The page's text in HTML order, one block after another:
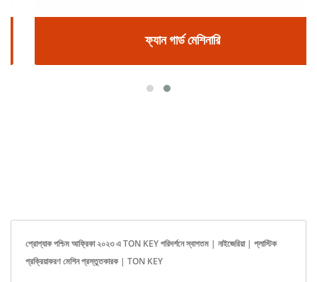
ফ্যান গার্ড মেশিনারি
প্রোপ্যাক পশ্চিম আফ্রিকা ২০২৩ এ TON KEY পরিদর্শনে স্বাগতম | নাইজেরিয়া | প্লাস্টিক
প্রক্রিয়াকরণ মেশিন প্রস্তুতকারক | TON KEY